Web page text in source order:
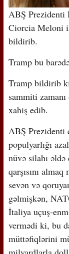
ABŞ Prezidenti
Ciorcia Meloni
bildirib.
Tramp bu
Tramp bildirib
sammiti
xahiş edib.
ABŞ Prezidenti
populyarlığı
nüvə silahı
qarşısını
sevən və
gəlmişkən,
İtaliya uçuş-
vermədi ki, bu
müttəfiqlərini